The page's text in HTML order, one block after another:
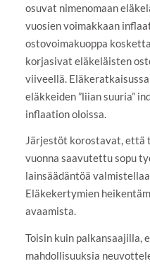
osuvat nimenomaan
vuosien voimakkaan
ostovoimakuoppa
korjasivat eläkeläisten
viiveellä.
eläkkeiden ”liian suuria”
inflaation oloissa.
Järjestöt korostavat, että
vuonna saavutettu sopu
lainsäädäntöä
Eläkekertymien
avaamista.
Toisin kuin palkansaajilla,
mahdollisuuksia